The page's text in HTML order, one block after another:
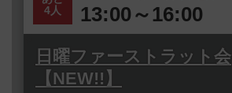
4人
13:00～16:00
日曜ファーストラット会
【NEW!!】